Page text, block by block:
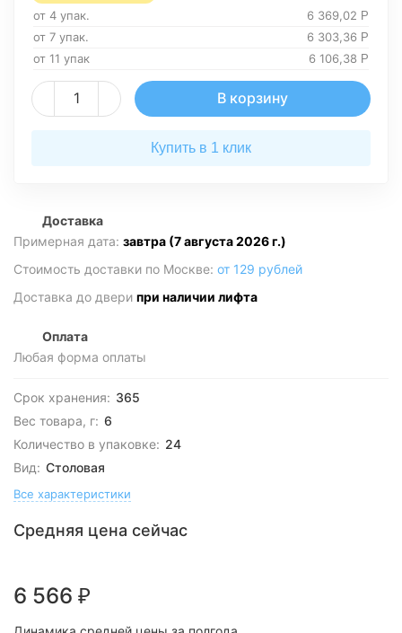
от 4 упак. 6 369,02 Р
от 7 упак. 6 303,36 Р
от 11 упак 6 106,38 Р
В корзину
Купить в 1 клик
Доставка
Примерная дата: завтра (7 августа 2026 г.)
Стоимость доставки по Москве: от 129 рублей
Доставка до двери при наличии лифта
Оплата
Любая форма оплаты
Срок хранения: 365
Вес товара, г: 6
Количество в упаковке: 24
Вид: Столовая
Все характеристики
Средняя цена сейчас
6 566 ₽